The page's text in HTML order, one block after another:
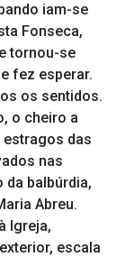
iam-se
Fonseca,
tornou-se
fez esperar.
os sentidos.
o cheiro a
das
nas
da balbúrdia,
Abreu.
Igreja,
escala